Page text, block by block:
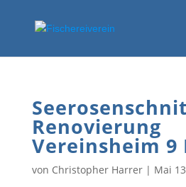
Renovierung
Vereinsheim 9
von Christopher Harrer| Mai